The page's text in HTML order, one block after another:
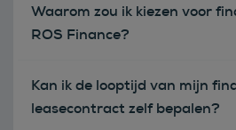
Waarom zou ik kiezen voor
ROS Finance?
Kan ik de looptijd van mijn
leasecontract zelf bepalen?